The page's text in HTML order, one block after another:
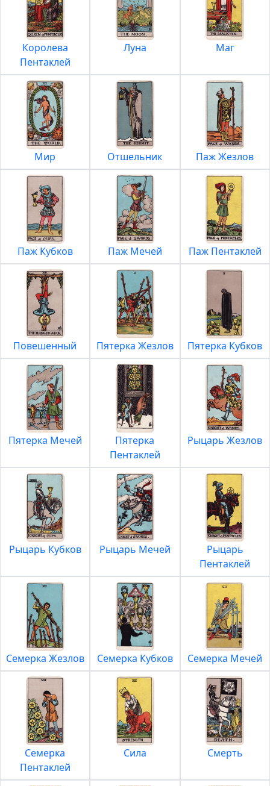
Королева
Пентаклей
Луна Маг
Мир Отшельник Паж Жезлов
Паж Кубков Паж Мечей Паж Пентаклей
Повешенный Пятерка Жезлов Пятерка Кубков
Пятерка Мечей
Пятерка
Пентаклей
Рыцарь Жезлов
Рыцарь Кубков Рыцарь Мечей
Рыцарь
Пентаклей
Семерка Жезлов Семерка Кубков Семерка Мечей
Семерка
Пентаклей
Сила Смерть